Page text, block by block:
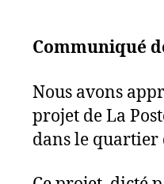
Communiqué
Nous avons
projet de La
dans le quartier